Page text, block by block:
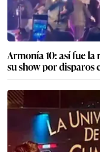
Armonía 10: así fue
su show por disparos